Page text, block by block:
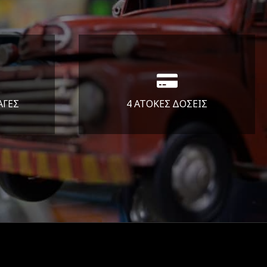
4 ΑΤΟΚΕΣ ΔΟΣΕΙΣ
Υποστηρίζουμε μέχρι και 4
άτοκες δόσεις